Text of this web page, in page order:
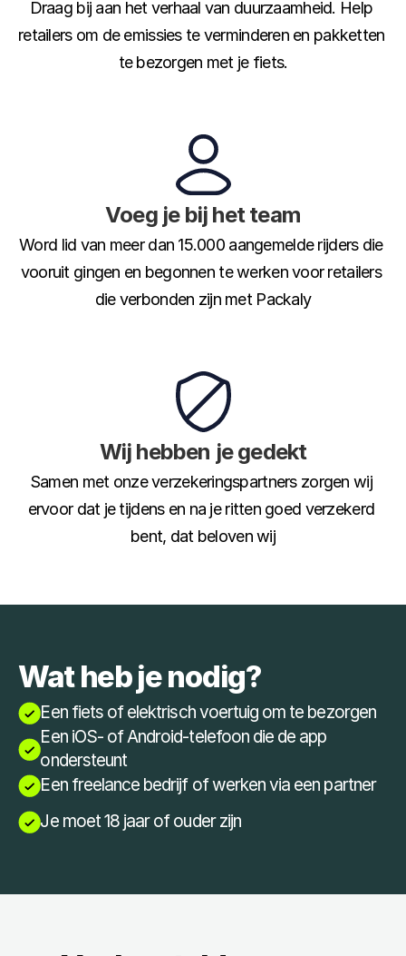
Draag bij aan het verhaal van duurzaamheid. Help
retailers om de emissies te verminderen en pakketten
te bezorgen met je fiets.
Voeg je bij het team
Word lid van meer dan 15.000 aangemelde rijders die
vooruit gingen en begonnen te werken voor retailers
die verbonden zijn met Packaly
Wij hebben je gedekt
Samen met onze verzekeringspartners zorgen wij
ervoor dat je tijdens en na je ritten goed verzekerd
bent, dat beloven wij
Wat heb je nodig?
Een fiets of elektrisch voertuig om te bezorgen
Een iOS- of Android-telefoon die de app
ondersteunt
Een freelance bedrijf of werken via een partner
Je moet 18 jaar of ouder zijn